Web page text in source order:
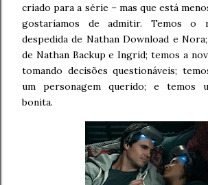
criado para a série – mas que está
gostaríamos de admitir. Temos o
despedida de Nathan Download e
de Nathan Backup e Ingrid; temos a
tomando decisões questionáveis;
um personagem querido; e temos
bonita.